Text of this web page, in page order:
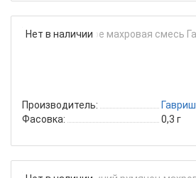
Нет в наличии
Производитель:
Гавриш
Фасовка:
0,3 г